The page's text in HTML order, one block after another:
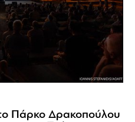
Μία «Ντίβα» χάρισε